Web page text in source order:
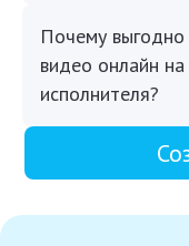
Почему выгодно
видео онлайн
исполнителя?